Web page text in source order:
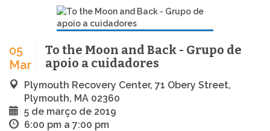
05
Mar
To the Moon and Back - Grupo de
apoio a cuidadores
Plymouth Recovery Center, 71 Obery Street,
Plymouth, MA 02360
5 de março de 2019
6:00 pm a 7:00 pm